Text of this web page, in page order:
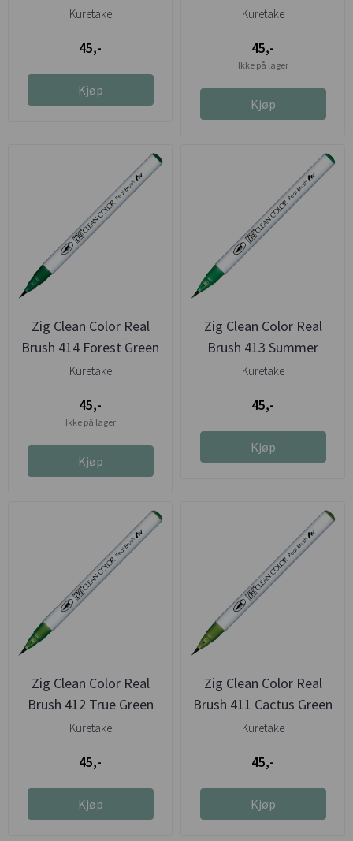
Kuretake
45,-
Kjøp
Kuretake
45,-
Ikke på lager
Kjøp
Zig Clean Color Real
Brush 414 Forest Green
Kuretake
45,-
Ikke på lager
Kjøp
Zig Clean Color Real
Brush 413 Summer
Green
Kuretake
45,-
Kjøp
Zig Clean Color Real
Brush 412 True Green
Kuretake
45,-
Kjøp
Zig Clean Color Real
Brush 411 Cactus Green
Kuretake
45,-
Kjøp